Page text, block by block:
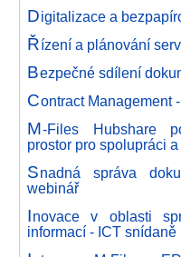
Digitalizace a
Řízení a plánování
Bezpečné sdílení
Contract Management
M-Files Hubshare
prostor pro spolupráci
Snadná správa
webinář
Inovace v oblasti
informací - ICT snídaně